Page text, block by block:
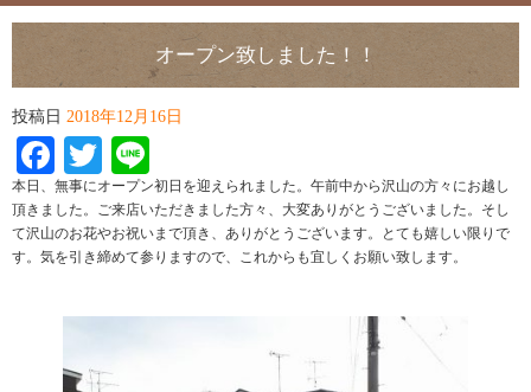
オープン致しました！！
投稿日 2018年12月16日
Facebook
Twitter
本日、無事にオープン初日を迎えられました。午前中から沢山の方々にお越し
頂きました。ご来店いただきました方々、大変ありがとうございました。そし
て沢山のお花やお祝いまで頂き、ありがとうございます。とても嬉しい限りで
す。気を引き締めて参りますので、これからも宜しくお願い致します。